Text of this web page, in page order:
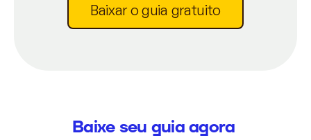
Baixar o guia gratuito
Baixe seu guia agora